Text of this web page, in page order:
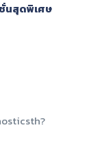
นสุดพิเศษ